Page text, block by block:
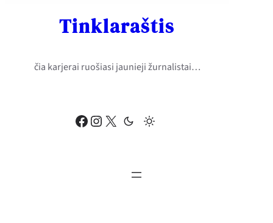
Facebook Instagram X
Tinklaraštis
čia karjerai ruošiasi jaunieji žurnalistai…